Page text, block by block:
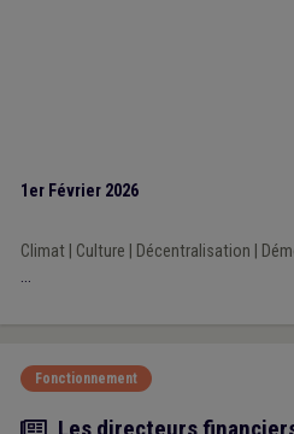
1er Février 2026
Climat| Culture Décentralisation
...
Fonctionnement
Article
Les directeurs